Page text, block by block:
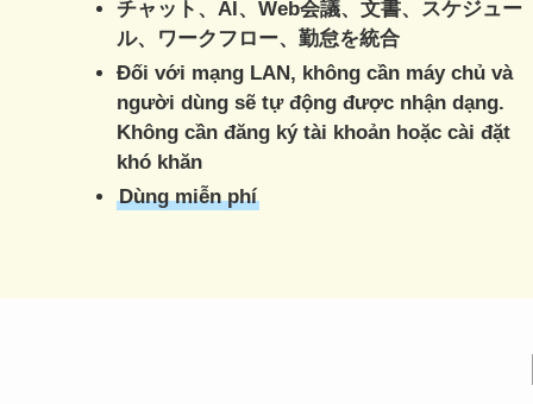
チャット、AI、Web会議、文書、スケジュー
ル、ワークフロー、勤怠を統合
Đối với mạng LAN, không cần máy chủ và
người dùng sẽ tự động được nhận dạng.
Không cần đăng ký tài khoản hoặc cài đặt
khó khăn
Dùng miễn phí